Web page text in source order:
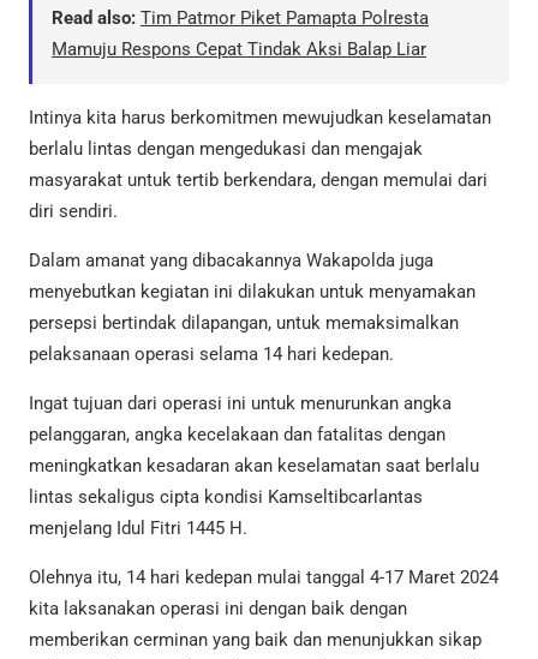
Read also: Tim Patmor Piket Pamapta Polresta
Mamuju Respons Cepat Tindak Aksi Balap Liar
Intinya kita harus berkomitmen mewujudkan keselamatan
berlalu lintas dengan mengedukasi dan mengajak
masyarakat untuk tertib berkendara, dengan memulai dari
diri sendiri.
Dalam amanat yang dibacakannya Wakapolda juga
menyebutkan kegiatan ini dilakukan untuk menyamakan
persepsi bertindak dilapangan, untuk memaksimalkan
pelaksanaan operasi selama 14 hari kedepan.
Ingat tujuan dari operasi ini untuk menurunkan angka
pelanggaran, angka kecelakaan dan fatalitas dengan
meningkatkan kesadaran akan keselamatan saat berlalu
lintas sekaligus cipta kondisi Kamseltibcarlantas
menjelang Idul Fitri 1445 H.
Olehnya itu, 14 hari kedepan mulai tanggal 4-17 Maret 2024
kita laksanakan operasi ini dengan baik dengan
memberikan cerminan yang baik dan menunjukkan sikap